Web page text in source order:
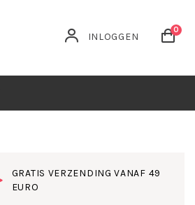
INLOGGEN
0
GRATIS VERZENDING VANAF 49
EURO